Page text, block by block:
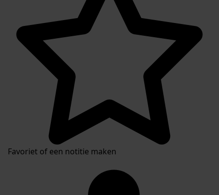
Favoriet of een notitie maken